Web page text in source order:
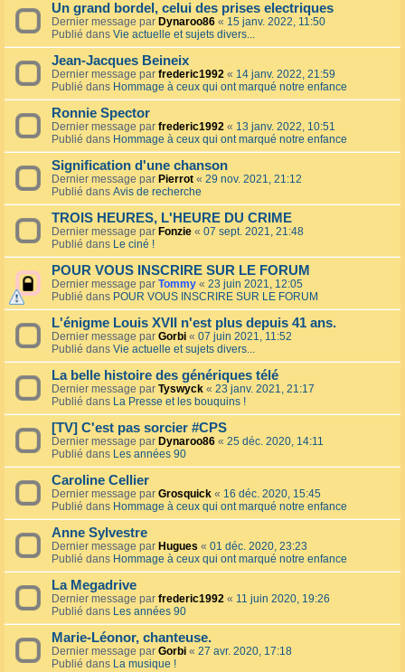
Un grand bordel, celui des prises electriques
Dernier message par Dynaroo86 « 15 janv. 2022, 11:50
Publié dans Vie actuelle et sujets divers...
Jean-Jacques Beineix
Dernier message par frederic1992 « 14 janv. 2022, 21:59
Publié dans Hommage à ceux qui ont marqué notre enfance
Ronnie Spector
Dernier message par frederic1992 « 13 janv. 2022, 10:51
Publié dans Hommage à ceux qui ont marqué notre enfance
Signification d'une chanson
Dernier message par Pierrot « 29 nov. 2021, 21:12
Publié dans Avis de recherche
TROIS HEURES, L'HEURE DU CRIME
Dernier message par Fonzie « 07 sept. 2021, 21:48
Publié dans Le ciné !
POUR VOUS INSCRIRE SUR LE FORUM
Dernier message par Tommy « 23 juin 2021, 12:05
Publié dans POUR VOUS INSCRIRE SUR LE FORUM
L'énigme Louis XVII n'est plus depuis 41 ans.
Dernier message par Gorbi « 07 juin 2021, 11:52
Publié dans Vie actuelle et sujets divers...
La belle histoire des génériques télé
Dernier message par Tyswyck « 23 janv. 2021, 21:17
Publié dans La Presse et les bouquins !
[TV] C'est pas sorcier #CPS
Dernier message par Dynaroo86 « 25 déc. 2020, 14:11
Publié dans Les années 90
Caroline Cellier
Dernier message par Grosquick « 16 déc. 2020, 15:45
Publié dans Hommage à ceux qui ont marqué notre enfance
Anne Sylvestre
Dernier message par Hugues « 01 déc. 2020, 23:23
Publié dans Hommage à ceux qui ont marqué notre enfance
La Megadrive
Dernier message par frederic1992 « 11 juin 2020, 19:26
Publié dans Les années 90
Marie-Léonor, chanteuse.
Dernier message par Gorbi « 27 avr. 2020, 17:18
Publié dans La musique !